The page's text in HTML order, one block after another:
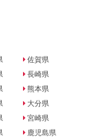
佐賀県
長崎県
熊本県
大分県
宮崎県
鹿児島県